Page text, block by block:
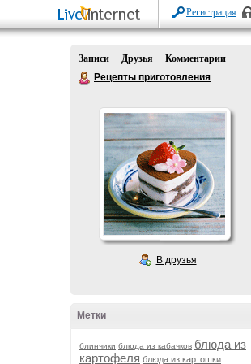
Регистрация
Записи Друзья
Комментарии
Рецепты приготовления
В друзья
Метки
блинчики блюда из кабачков блюда из
картофеля блюда из картошки